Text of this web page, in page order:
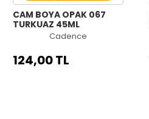
CAM BOYA OPAK 067
TURKUAZ 45ML
Cadence
124,00 TL